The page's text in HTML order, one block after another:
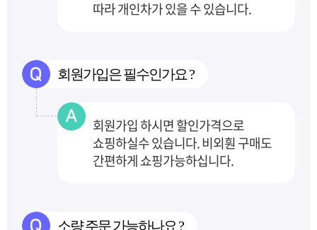
따라 개인차가 있을 수 있습니다.
회원가입은 필수인가요 ?
회원가입 하시면 할인가격으로
쇼핑하실수 있습니다. 비외훤 구매도
간편하게 쇼핑가능하십니다.
소량 주문 가능하나요 ?